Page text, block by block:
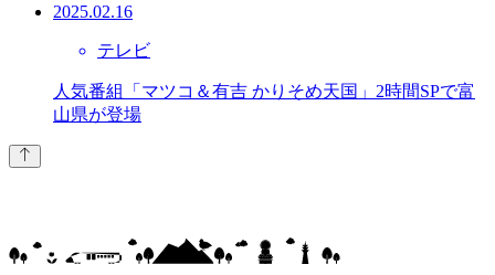
2025.02.16
テレビ
人気番組「マツコ＆有吉 かりそめ天国」2時間SPで富
山県が登場